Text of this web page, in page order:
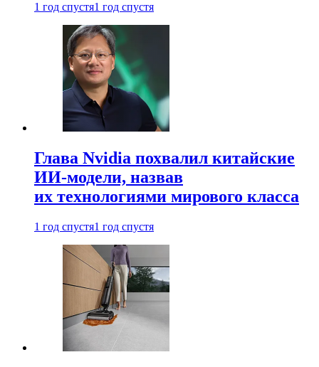
1 год спустя1 год спустя
Глава Nvidia похвалил китайские
ИИ-модели, назвав
их технологиями мирового класса
1 год спустя1 год спустя